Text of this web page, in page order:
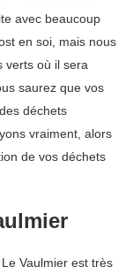
avec beaucoup
en soi, mais nous
verts où il sera
saurez que vos
déchets
vraiment, alors
de vos déchets
Vaulmier est très